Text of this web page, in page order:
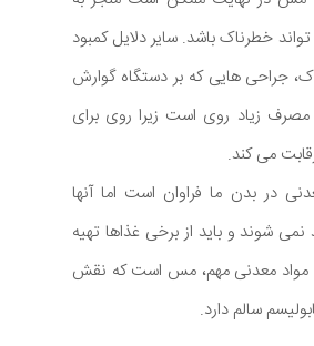
خطرناک باشد. سایر دلایل کمبود
جراحی هایی که بر دستگاه گوارش
مصرف زیاد روی است زیرا روی برای
می کند.
در بدن ما فراوان است اما آنها
شوند و باید از برخی غذاها تهیه
مواد معدنی مهم، مس است که نقش
سالم دارد.